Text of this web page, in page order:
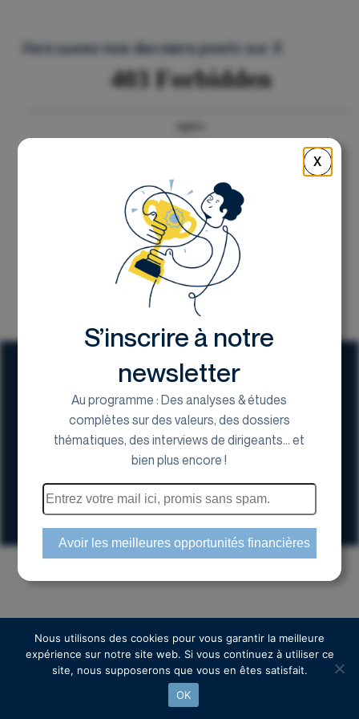
17 Avenue George V, 75008 Paris
Espace actionnaire
Copyright © 2024 Euroland Corporate
Retrouvez nos derniers posts sur X
X
S’inscrire à notre
newsletter
Au programme : Des analyses & études
complètes sur des valeurs, des dossiers
thématiques, des interviews de dirigeants... et
bien plus encore !
Nous utilisons des cookies pour vous garantir la meilleure
expérience sur notre site web. Si vous continuez à utiliser ce
site, nous supposerons que vous en êtes satisfait.
OK